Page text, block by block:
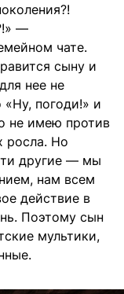
—
чате.
сыну и
нее не
погоди!» и
не имею против
росла. Но
другие — мы
нам всем
действие в
Поэтому сын
мультики,